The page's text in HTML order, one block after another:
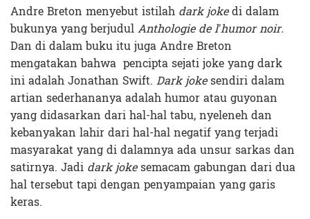
Andre Breton menyebut istilah dark jokedi dalam
bukunya yang berjudulAnthologie de l’humor noir.
Dan di dalam buku itu juga Andre Breton
mengatakan bahwa pencipta sejati joke yang dark
ini adalah Jonathan Swift. Dark jokesendiri dalam
artian sederhananya adalah humor atau guyonan
yang didasarkan dari hal-hal tabu, nyeleneh dan
kebanyakan lahir dari hal-hal negatif yang terjadi
masyarakat yang di dalamnya ada unsur sarkas dan
satirnya. Jadi dark jokesemacam gabungan dari dua
hal tersebut tapi dengan penyampaian yang garis
keras.